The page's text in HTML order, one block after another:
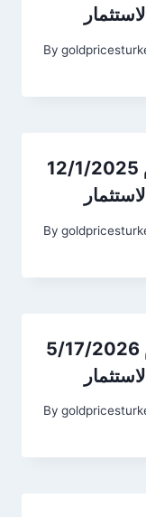
By
أسعار الذهب في ألمانيا اليوم 12/1/2025
By
أسعار الذهب في ألمانيا اليوم 5/17/2026
By